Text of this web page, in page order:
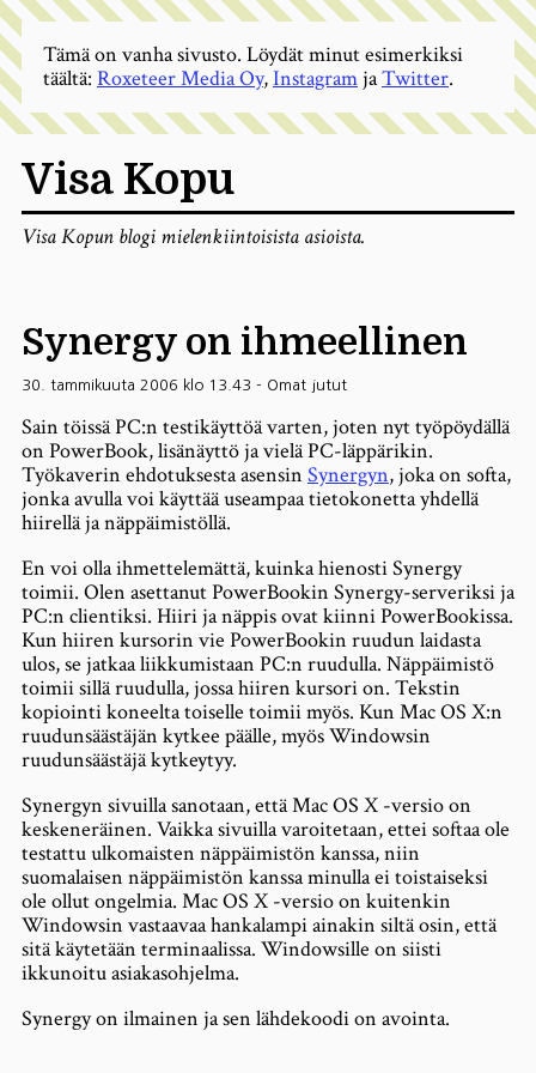
Visa Kopu
Visa Kopun blogi mielenkiintoisista asioista.
Synergy on ihmeellinen
30. tammikuuta 2006 klo 13.43 - Omat jutut
Sain töissä PC:n testikäyttöä varten, joten nyt työpöydällä
on PowerBook, lisänäyttö ja vielä PC-läppärikin.
Työkaverin ehdotuksesta asensin Synergyn, joka on softa,
jonka avulla voi käyttää useampaa tietokonetta yhdellä
hiirellä ja näppäimistöllä.
En voi olla ihmettelemättä, kuinka hienosti Synergy
toimii. Olen asettanut PowerBookin Synergy-serveriksi ja
PC:n clientiksi. Hiiri ja näppis ovat kiinni PowerBookissa.
Kun hiiren kursorin vie PowerBookin ruudun laidasta
ulos, se jatkaa liikkumistaan PC:n ruudulla. Näppäimistö
toimii sillä ruudulla, jossa hiiren kursori on. Tekstin
kopiointi koneelta toiselle toimii myös. Kun Mac OS X:n
ruudunsäästäjän kytkee päälle, myös Windowsin
ruudunsäästäjä kytkeytyy.
Synergyn sivuilla sanotaan, että Mac OS X -versio on
keskeneräinen. Vaikka sivuilla varoitetaan, ettei softaa ole
testattu ulkomaisten näppäimistön kanssa, niin
suomalaisen näppäimistön kanssa minulla ei toistaiseksi
ole ollut ongelmia. Mac OS X -versio on kuitenkin
Windowsin vastaavaa hankalampi ainakin siltä osin, että
sitä käytetään terminaalissa. Windowsille on siisti
ikkunoitu asiakasohjelma.
Synergy on ilmainen ja sen lähdekoodi on avointa.
Tämä on vanha sivusto. Löydät minut esimerkiksi
täältä: Roxeteer Media Oy,InstagramjaTwitter.